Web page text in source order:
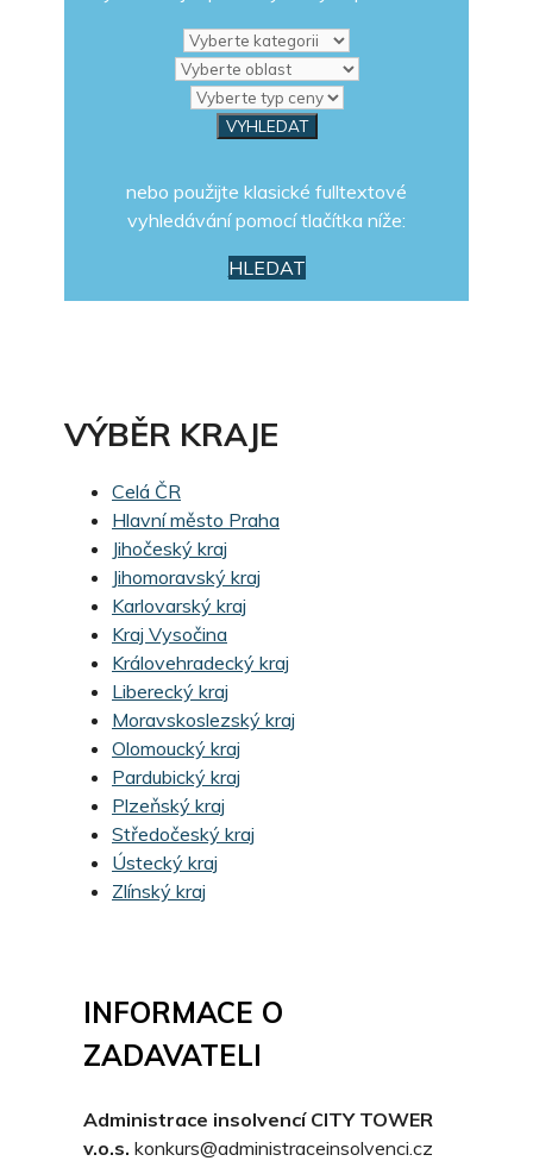
nebo použijte klasické fulltextové
vyhledávání pomocí tlačítka níže:
HLEDAT
VÝBĚR KRAJE
Celá ČR
Hlavní město Praha
Jihočeský kraj
Jihomoravský kraj
Karlovarský kraj
Kraj Vysočina
Královehradecký kraj
Liberecký kraj
Moravskoslezský kraj
Olomoucký kraj
Pardubický kraj
Plzeňský kraj
Středočeský kraj
Ústecký kraj
Zlínský kraj
INFORMACE O
ZADAVATELI
Administrace insolvencí CITY TOWER
v.o.s. konkurs@administraceinsolvenci.cz